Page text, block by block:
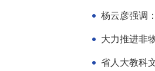
杨云彦强调
大力推进非
省人大教科